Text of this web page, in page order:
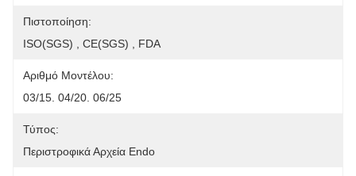
Πιστοποίηση:
ISO(SGS) , CE(SGS) , FDA
Αριθμό Μοντέλου:
03/15. 04/20. 06/25
Τύπος:
Περιστροφικά Αρχεία Endo